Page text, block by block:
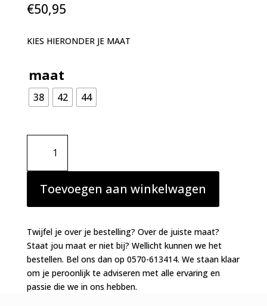
€50,95
KIES HIERONDER JE MAAT
maat
38 42 44
Primadonna
Shimla
string
zwart
aantal
Toevoegen aan winkelwagen
Twijfel je over je bestelling? Over de juiste maat?
Staat jou maat er niet bij? Wellicht kunnen we het
bestellen. Bel ons dan op 0570-613414. We staan klaar
om je peroonlijk te adviseren met alle ervaring en
passie die we in ons hebben.